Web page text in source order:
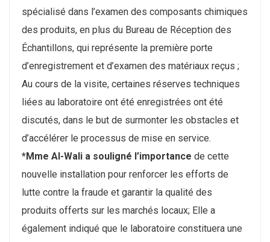
spécialisé dans l’examen des composants chimiques
des produits, en plus du Bureau de Réception des
Échantillons, qui représente la première porte
d’enregistrement et d’examen des matériaux reçus ;
Au cours de la visite, certaines réserves techniques
liées au laboratoire ont été enregistrées ont été
discutés, dans le but de surmonter les obstacles et
d’accélérer le processus de mise en service.
*Mme Al-Wali a souligné l’importance de cette
nouvelle installation pour renforcer les efforts de
lutte contre la fraude et garantir la qualité des
produits offerts sur les marchés locaux; Elle a
également indiqué que le laboratoire constituera une